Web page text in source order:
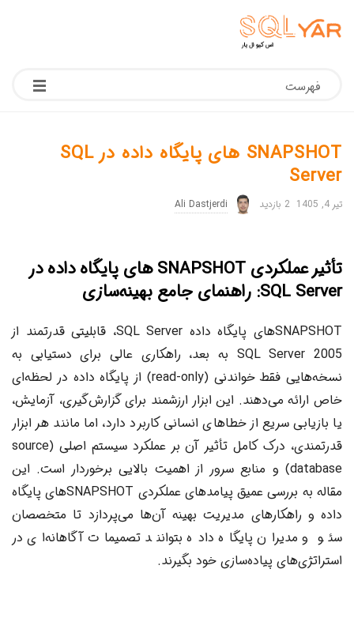
فهرست
SNAPSHOT های پایگاه داده در SQL
Server
تیر 4, 1405 2 بازدید Ali Dastjerdi
تأثیر عملکردی SNAPSHOT های پایگاه داده در
SQL Server: راهنمای جامع بهینه‌سازی
SNAPSHOTهای پایگاه داده SQL Server، قابلیتی قدرتمند از
SQL Server 2005 به بعد، راهکاری عالی برای دستیابی به
نسخه‌هایی فقط خواندنی (read-only) از پایگاه داده در لحظه‌ای
خاص ارائه می‌دهند. این ابزار ارزشمند برای گزارش‌گیری، آزمایش،
یا بازیابی سریع از خطاهای انسانی کاربرد دارد، اما مانند هر ابزار
قدرتمندی، درک کامل تأثیر آن بر عملکرد سیستم اصلی (source
database) و منابع سرور از اهمیت بالایی برخوردار است. این
مقاله به بررسی عمیق پیامدهای عملکردی SNAPSHOTهای پایگاه
داده و راهکارهای مدیریت بهینه آن‌ها می‌پردازد تا متخصصان
سئو و مدیران پایگاه داده بتوانند تصمیمات آگاهانه‌ای در
استراتژی‌های پیاده‌سازی خود بگیرند.